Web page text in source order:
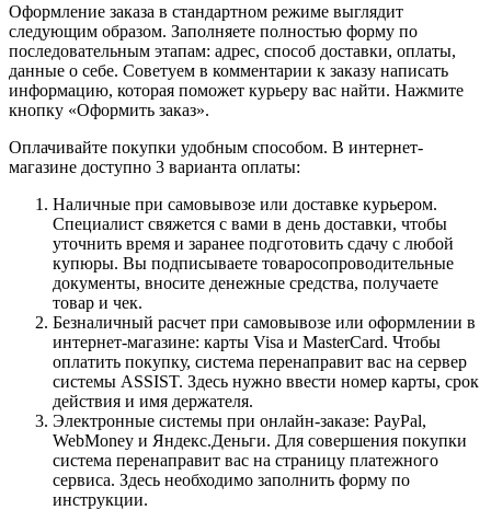
Оформление заказа в стандартном режиме выглядит
следующим образом. Заполняете полностью форму по
последовательным этапам: адрес, способ доставки, оплаты,
данные о себе. Советуем в комментарии к заказу написать
информацию, которая поможет курьеру вас найти. Нажмите
кнопку «Оформить заказ».
Оплачивайте покупки удобным способом. В интернет-
магазине доступно 3 варианта оплаты:
Наличные при самовывозе или доставке курьером.
Специалист свяжется с вами в день доставки, чтобы
уточнить время и заранее подготовить сдачу с любой
купюры. Вы подписываете товаросопроводительные
документы, вносите денежные средства, получаете
товар и чек.
Безналичный расчет при самовывозе или оформлении в
интернет-магазине: карты Visa и MasterCard. Чтобы
оплатить покупку, система перенаправит вас на сервер
системы ASSIST. Здесь нужно ввести номер карты, срок
действия и имя держателя.
Электронные системы при онлайн-заказе: PayPal,
WebMoney и Яндекс.Деньги. Для совершения покупки
система перенаправит вас на страницу платежного
сервиса. Здесь необходимо заполнить форму по
инструкции.